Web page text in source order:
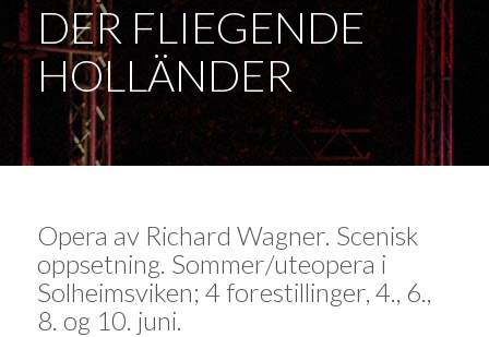
DER FLIEGENDE
HOLLÄNDER
Opera av Richard Wagner. Scenisk
oppsetning. Sommer/uteopera i
Solheimsviken; 4 forestillinger, 4., 6.,
8. og 10. juni.